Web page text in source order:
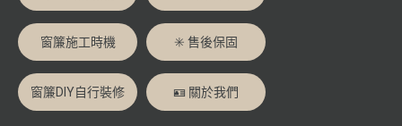
窗簾施工時機 ✳️ 售後保固
窗簾DIY自行裝修 🪪 關於我們